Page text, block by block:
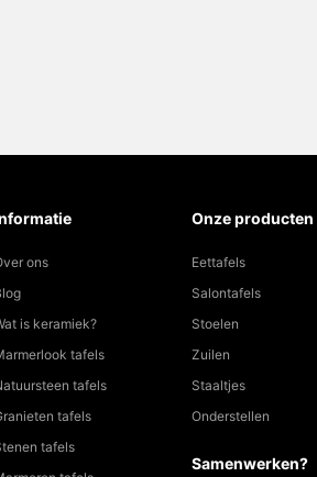
ons
is keramiek?
tafels
tafels
tafels
tafels
Onze producten
Eettafels
Salontafels
Stoelen
Zuilen
Staaltjes
Onderstellen
Samenwerken?